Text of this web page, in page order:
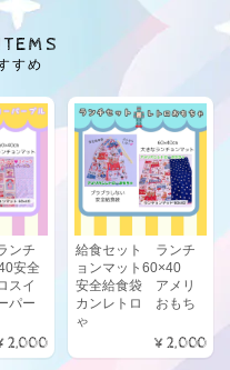
すめ
ンチ
安全
スイ
パー
¥2,000
給食セット ランチ
ョンマット60×40
安全給食袋 アメリ
カンレトロ おもち
ゃ
¥2,000